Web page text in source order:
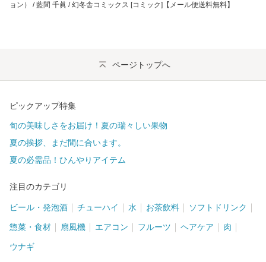
ョン） / 藍間 千眞 / 幻冬舎コミックス [コミック]【メール便送料無料】
ページトップへ
ピックアップ特集
旬の美味しさをお届け！夏の瑞々しい果物
夏の挨拶、まだ間に合います。
夏の必需品！ひんやりアイテム
注目のカテゴリ
ビール・発泡酒 チューハイ 水 お茶飲料 ソフトドリンク
惣菜・食材 扇風機 エアコン フルーツ ヘアケア 肉
ウナギ